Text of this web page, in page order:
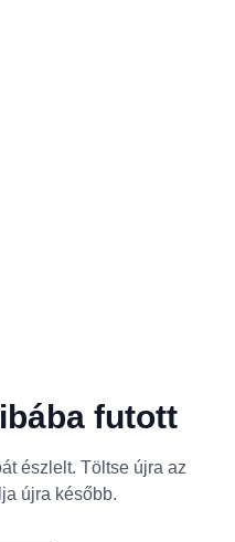
futott
észlelt. Töltse újra az
újra később.